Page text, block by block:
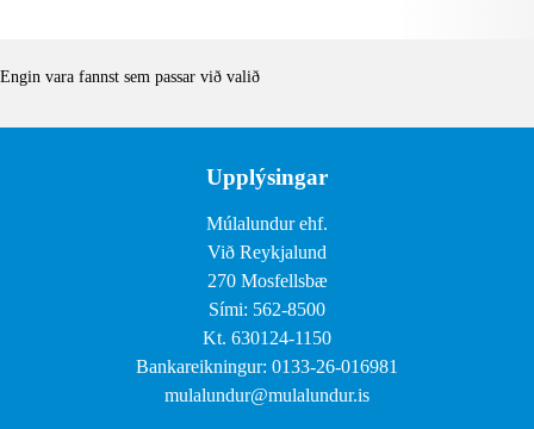
Engin vara fannst sem passar við valið
Upplýsingar
Múlalundur ehf.
Við Reykjalund
270 Mosfellsbæ
Sími: 562-8500
Kt. 630124-1150
Bankareikningur: 0133-26-016981
mulalundur@mulalundur.is